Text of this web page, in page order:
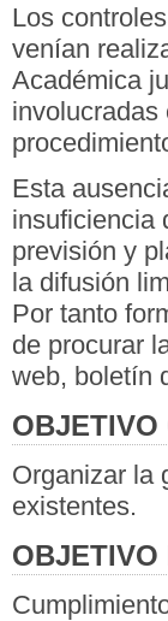
Los
venían
Académica
involucradas
Esta
insuficiencia
previsión y
la difusión
Por tanto
de procurar
web, boletín
OBJETIVO
Organizar la
existentes.
OBJETIVO